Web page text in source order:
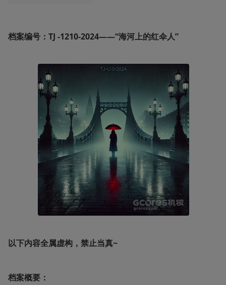
档案编号：TJ -1210-2024——“海河上的红伞人”
以下内容全属虚构，禁止当真~
档案概要：